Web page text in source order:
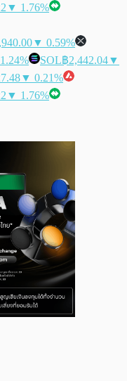
▼ 1.76%
▼ 0.59%
SOL฿2,442.04▼
▼ 0.21%
▼ 1.76%